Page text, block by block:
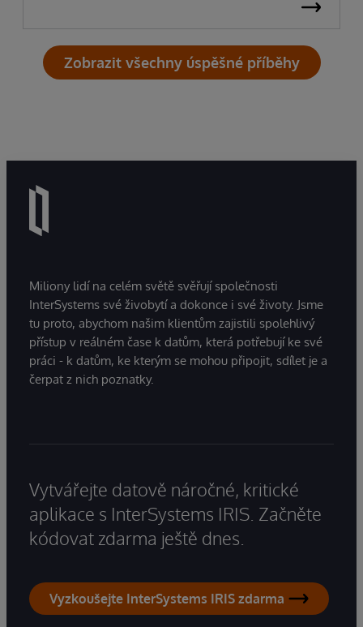
Zobrazit všechny úspěšné příběhy
Miliony lidí na celém světě svěřují společnosti
InterSystems své živobytí a dokonce i své životy. Jsme
tu proto, abychom našim klientům zajistili spolehlivý
přístup v reálném čase k datům, která potřebují ke své
práci - k datům, ke kterým se mohou připojit, sdílet je a
čerpat z nich poznatky.
Vytvářejte datově náročné, kritické
aplikace s InterSystems IRIS. Začněte
kódovat zdarma ještě dnes.
Vyzkoušejte InterSystems IRIS zdarma